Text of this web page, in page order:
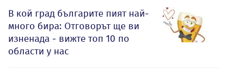
В кой град българите пият най-
много бира: Отговорът ще ви
изненада - вижте топ 10 по
области у нас